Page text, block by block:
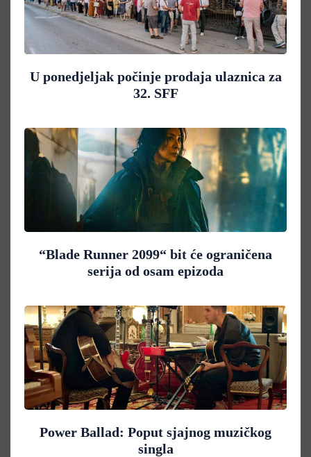
U ponedjeljak počinje prodaja ulaznica za
32. SFF
“Blade Runner 2099“ bit će ograničena
serija od osam epizoda
Power Ballad: Poput sjajnog muzičkog
singla